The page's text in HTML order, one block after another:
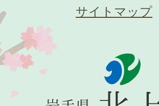
サイトマップ